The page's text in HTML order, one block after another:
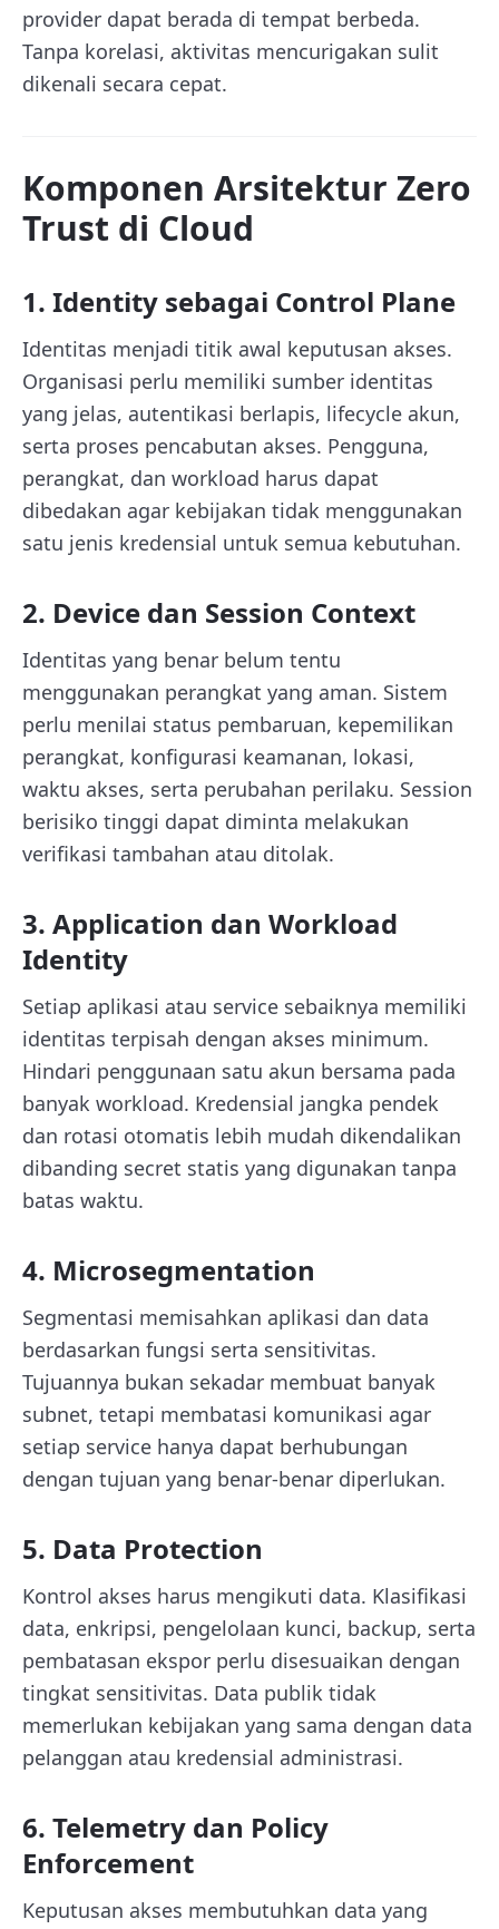
provider dapat berada di tempat berbeda.
Tanpa korelasi, aktivitas mencurigakan sulit
dikenali secara cepat.
Komponen Arsitektur Zero
Trust di Cloud
1. Identity sebagai Control Plane
Identitas menjadi titik awal keputusan akses.
Organisasi perlu memiliki sumber identitas
yang jelas, autentikasi berlapis, lifecycle akun,
serta proses pencabutan akses. Pengguna,
perangkat, dan workload harus dapat
dibedakan agar kebijakan tidak menggunakan
satu jenis kredensial untuk semua kebutuhan.
2. Device dan Session Context
Identitas yang benar belum tentu
menggunakan perangkat yang aman. Sistem
perlu menilai status pembaruan, kepemilikan
perangkat, konfigurasi keamanan, lokasi,
waktu akses, serta perubahan perilaku. Session
berisiko tinggi dapat diminta melakukan
verifikasi tambahan atau ditolak.
3. Application dan Workload
Identity
Setiap aplikasi atau service sebaiknya memiliki
identitas terpisah dengan akses minimum.
Hindari penggunaan satu akun bersama pada
banyak workload. Kredensial jangka pendek
dan rotasi otomatis lebih mudah dikendalikan
dibanding secret statis yang digunakan tanpa
batas waktu.
4. Microsegmentation
Segmentasi memisahkan aplikasi dan data
berdasarkan fungsi serta sensitivitas.
Tujuannya bukan sekadar membuat banyak
subnet, tetapi membatasi komunikasi agar
setiap service hanya dapat berhubungan
dengan tujuan yang benar-benar diperlukan.
5. Data Protection
Kontrol akses harus mengikuti data. Klasifikasi
data, enkripsi, pengelolaan kunci, backup, serta
pembatasan ekspor perlu disesuaikan dengan
tingkat sensitivitas. Data publik tidak
memerlukan kebijakan yang sama dengan data
pelanggan atau kredensial administrasi.
6. Telemetry dan Policy
Enforcement
Keputusan akses membutuhkan data yang